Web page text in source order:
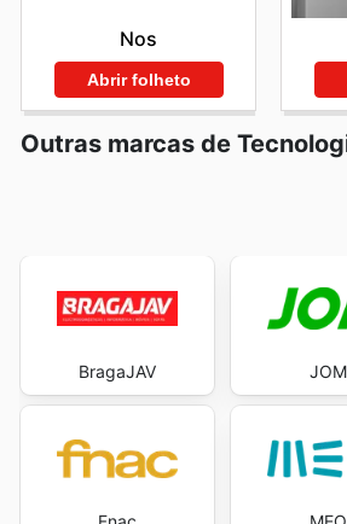
Nos
Abrir folheto
Outras marcas de
BragaJAV JOM